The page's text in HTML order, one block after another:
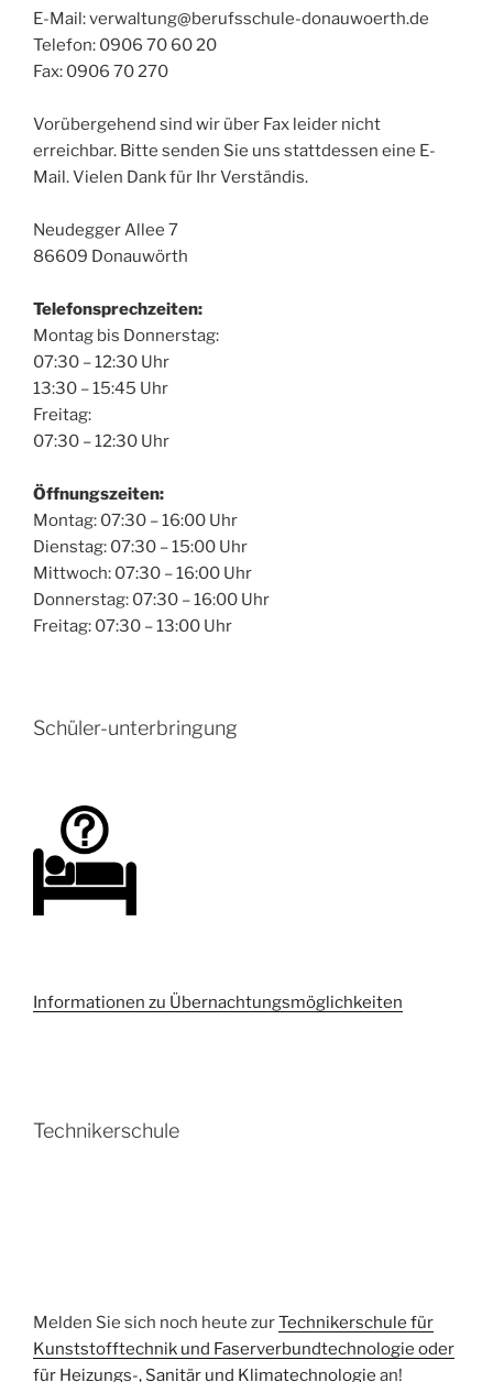
E-Mail: verwaltung@berufsschule-donauwoerth.de
Telefon: 0906 70 60 20
Fax: 0906 70 270
Vorübergehend sind wir über Fax leider nicht
erreichbar. Bitte senden Sie uns stattdessen eine E-
Mail. Vielen Dank für Ihr Verständis.
Neudegger Allee 7
86609 Donauwörth
Telefonsprechzeiten:
Montag bis Donnerstag:
07:30 – 12:30 Uhr
13:30 – 15:45 Uhr
Freitag:
07:30 – 12:30 Uhr
Öffnungszeiten:
Montag: 07:30 – 16:00 Uhr
Dienstag: 07:30 – 15:00 Uhr
Mittwoch: 07:30 – 16:00 Uhr
Donnerstag: 07:30 – 16:00 Uhr
Freitag: 07:30 – 13:00 Uhr
Schüler-unterbringung
Informationen zu Übernachtungsmöglichkeiten
Technikerschule
Melden Sie sich noch heute zurTechnikerschule für
Kunststofftechnik und Faserverbundtechnologie oder
für Heizungs-, Sanitär und Klimatechnologie an!